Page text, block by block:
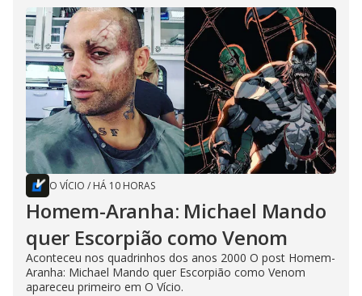
O VÍCIO / HÁ 10 HORAS
Homem-Aranha: Michael Mando
quer Escorpião como Venom
Aconteceu nos quadrinhos dos anos 2000 O post Homem-
Aranha: Michael Mando quer Escorpião como Venom
apareceu primeiro em O Vício.